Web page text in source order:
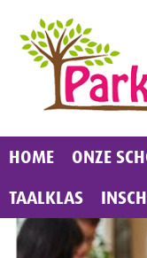
HOME ONZE
TAALKLAS